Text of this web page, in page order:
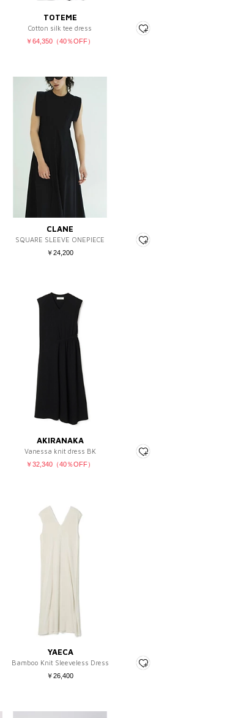
TOTEME
Cotton silk tee dress
￥64,350（40％OFF）
CLANE
SQUARE SLEEVE ONEPIECE
￥24,200
AKIRANAKA
Vanessa knit dress BK
￥32,340（40％OFF）
YAECA
Bamboo Knit Sleeveless Dress
￥26,400